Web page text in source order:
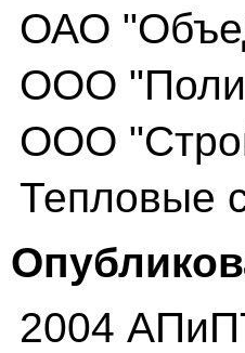
ОАО
ООО
ООО
Тепловые
2004